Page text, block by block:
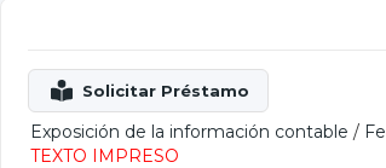
Exposición de la información contable /
TEXTO IMPRESO